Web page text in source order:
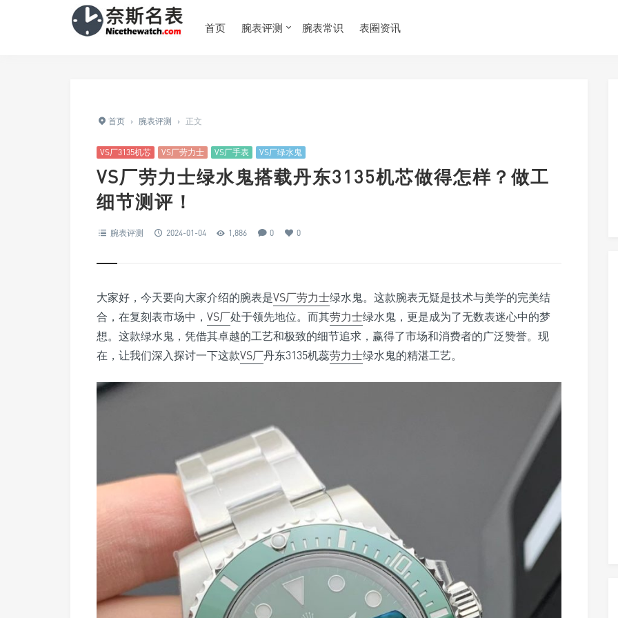
首页 腕表评测 腕表常识 表圈资讯
首页 › 腕表评测 › 正文
VS厂3135机芯 VS厂劳力士 VS厂手表 VS厂绿水鬼
VS厂劳力士绿水鬼搭载丹东3135机芯做得怎样？做工
细节测评！
腕表评测 2024-01-04 1,886 0 0
大家好，今天要向大家介绍的腕表是VS厂劳力士绿水鬼。这款腕表无疑是技术与美学的完美结
合，在复刻表市场中， VS厂处于领先地位。而其劳力士绿水鬼，更是成为了无数表迷心中的梦
想。这款绿水鬼，凭借其卓越的工艺和极致的细节追求，赢得了市场和消费者的广泛赞誉。现
在，让我们深入探讨一下这款VS厂丹东3135机蕊劳力士绿水鬼的精湛工艺。